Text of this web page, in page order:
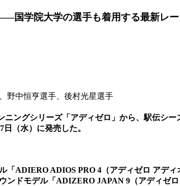
国学院大学の選手も着用する最新レ
野中恒亨選手、後村光星選手
ングシリーズ「アディゼロ」から、駅伝シ
（水）に発売した。
ADIERO ADIOS PRO 4（アディゼロ アディ
ドモデル「ADIZERO JAPAN 9（アディゼ